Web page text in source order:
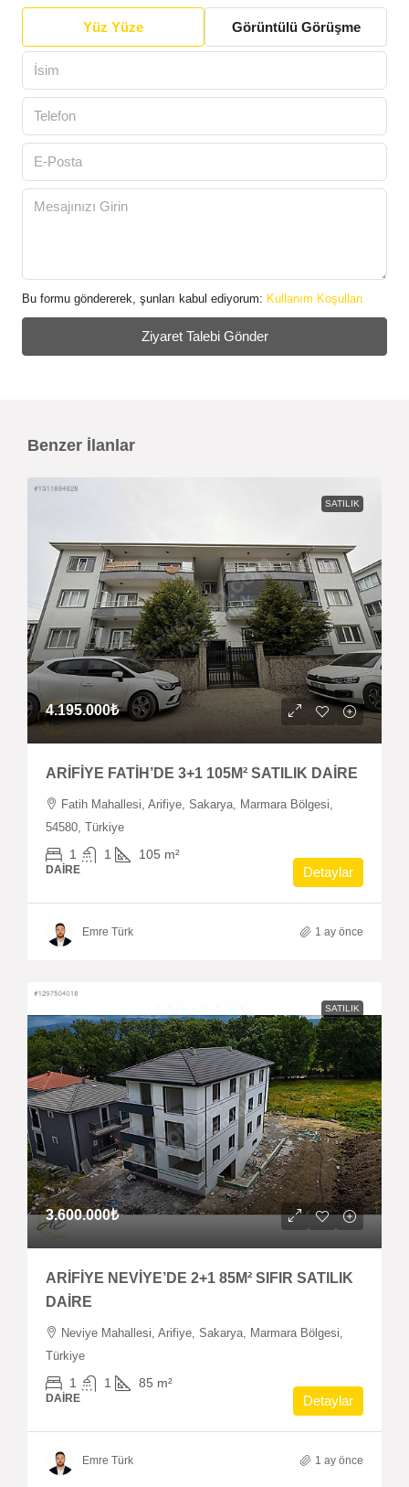
Yüz Yüze Görüntülü Görüşme
Bu formu göndererek, şunları kabul ediyorum: Kullanım Koşulları
Ziyaret Talebi Gönder
Benzer İlanlar
SATILIK
4.195.000₺
ARİFİYE FATİH’DE 3+1 105M² SATILIK DAİRE
Fatih Mahallesi, Arifiye, Sakarya, Marmara Bölgesi,
54580, Türkiye
1 1 105 m²
DAIRE Detaylar
Emre Türk 1 ay önce
SATILIK
3.600.000₺
ARİFİYE NEVİYE’DE 2+1 85M² SIFIR SATILIK
DAİRE
Neviye Mahallesi, Arifiye, Sakarya, Marmara Bölgesi,
Türkiye
1 1 85 m²
DAIRE Detaylar
Emre Türk 1 ay önce